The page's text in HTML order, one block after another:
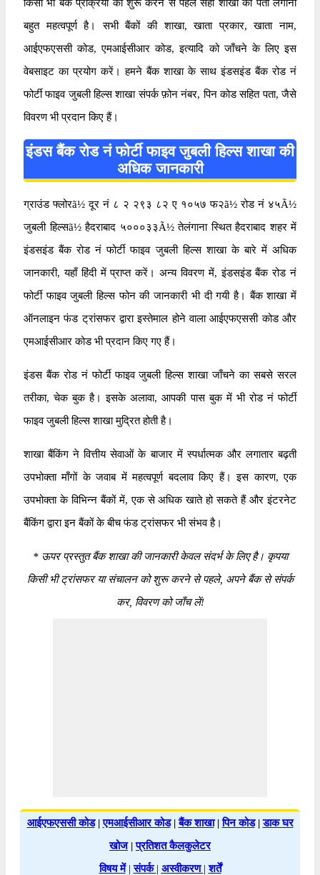
किसी भी बैंक प्रक्रिया को शुरू करने से पहले सही शाखा का पता लगाना
बहुत महत्वपूर्ण है। सभी बैंकों की शाखा, खाता प्रकार, खाता नाम,
आईएफएससी कोड, एमआईसीआर कोड, इत्यादि को जाँचने के लिए इस
वेबसाइट का प्रयोग करें। हमने बैंक शाखा के साथ इंडसइंड बैंक रोड नं
फोर्टी फाइव जुबली हिल्स शाखा संपर्क फ़ोन नंबर, पिन कोड सहित पता, जैसे
विवरण भी प्रदान किए हैं।
इंडस बैंक रोड नं फोर्टी फाइव जुबली हिल्स शाखा की
अधिक जानकारी
ग्राउंड फ्लोरã½ दूर नं ८ २ २९३ ८२ ए १०५७ फ२ã½ रोड नं ४५Ã½
जुबली हिल्सã½ हैदराबाद ५०००३३Ã½ तेलंगाना स्थित हैदराबाद शहर में
इंडसइंड बैंक रोड नं फोर्टी फाइव जुबली हिल्स शाखा के बारे में अधिक
जानकारी, यहाँ हिंदी में प्राप्त करें। अन्य विवरण में, इंडसइंड बैंक रोड नं
फोर्टी फाइव जुबली हिल्स फोन की जानकारी भी दी गयी है। बैंक शाखा में
ऑनलाइन फंड ट्रांसफर द्वारा इस्तेमाल होने वाला आईएफएससी कोड और
एमआईसीआर कोड भी प्रदान किए गए हैं।
इंडस बैंक रोड नं फोर्टी फाइव जुबली हिल्स शाखा जाँचने का सबसे सरल
तरीका, चेक बुक है। इसके अलावा, आपकी पास बुक में भी रोड नं फोर्टी
फाइव जुबली हिल्स शाखा मुद्रित होती है।
शाखा बैंकिंग ने वित्तीय सेवाओं के बाजार में स्पर्धात्मक और लगातार बढ़ती
उपभोक्ता माँगों के जवाब में महत्वपूर्ण बदलाव किए हैं। इस कारण, एक
उपभोक्ता के विभिन्न बैंकों में, एक से अधिक खाते हो सकते हैं और इंटरनेट
बैंकिंग द्वारा इन बैंकों के बीच फंड ट्रांसफर भी संभव है।
*ऊपर प्रस्तुत बैंक शाखा की जानकारी केवल संदर्भ के लिए है। कृपया
किसी भी ट्रांसफर या संचालन को शुरू करने से पहले, अपने बैंक से संपर्क
कर, विवरण को जाँच लें!
आईएफएससी कोड|एमआईसीआर कोड|बैंक शाखा|पिन कोड|डाक घर
खोज|प्रतिशत कैलकुलेटर
विषय में|संपर्क | अस्वीकरण |शर्तें